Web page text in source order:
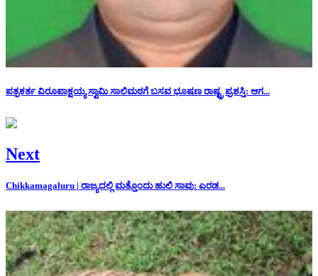
ಪತ್ರಕರ್ತ ವಿರೂಪಾಕ್ಷಯ್ಯ ಸ್ವಾಮಿ ಸಾಲಿಮಠಗೆ ಬಸವ ಭೂಷಣ ರಾಷ್ಟ್ರ ಪ್ರಶಸ್ತಿ: ಆಗ...
Next
Chikkamagaluru | ರಾಜ್ಯದಲ್ಲಿ ಮತ್ತೊಂದು ಹುಲಿ ಸಾವು: ಎರಡ...